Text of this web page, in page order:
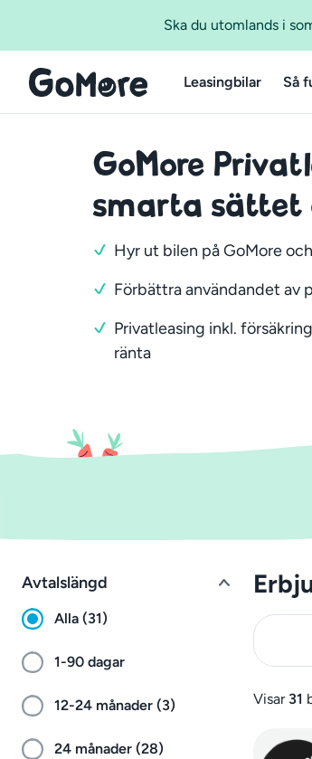
Ska du utomlands i
Leasingbilar Så
GoMore
smarta sättet
Hyr ut bilen på GoMore
Förbättra användandet av
Privatleasing inkl.
ränta
Avtalslängd
Alla (31)
1-90 dagar
12-24 månader (3)
24 månader (28)
Visar 31